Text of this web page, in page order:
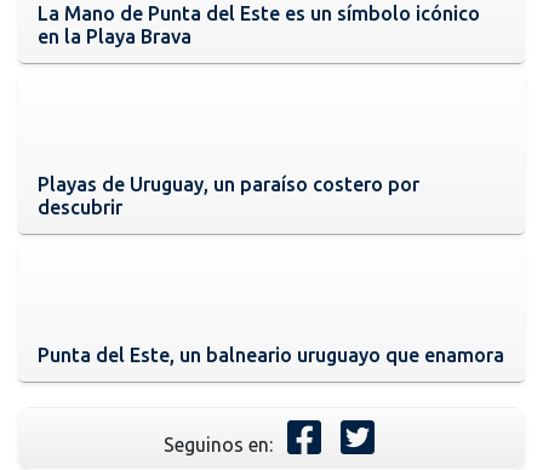
La Mano de Punta del Este es un símbolo icónico
en la Playa Brava
Playas de Uruguay, un paraíso costero por
descubrir
Punta del Este, un balneario uruguayo que enamora
Seguinos en: